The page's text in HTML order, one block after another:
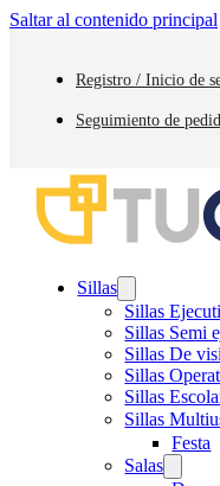
Saltar al contenido principal
Registro / Inicio de
Seguimiento de
Sillas
Sillas
Sillas Semi
Sillas De
Sillas
Sillas
Sillas
Festa
Salas